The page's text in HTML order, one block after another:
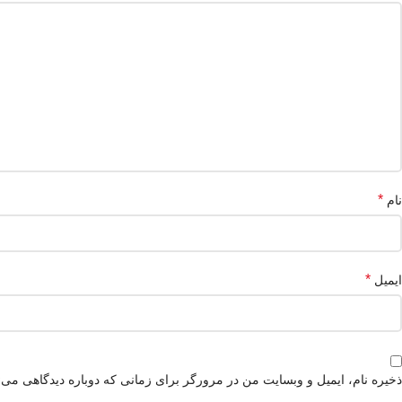
نام *
ایمیل *
ذخیره نام، ایمیل و وبسایت من در مرورگر برای زمانی که دوباره دیدگاهی